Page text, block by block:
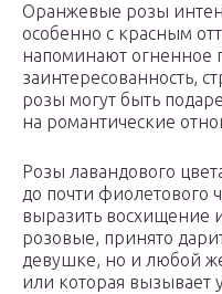
Оранжевые розы
особенно с красным
напоминают огненное
заинтересованность,
розы могут быть
на романтические
Розы лавандового
до почти фиолетового
выразить восхищение
розовые, принято
девушке, но и любой
или которая вызывает